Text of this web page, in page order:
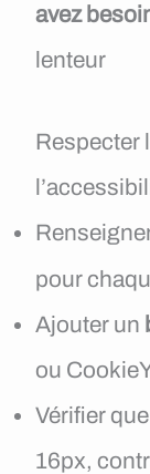
avez
lenteur
Respecter
pour
Ajouter un
ou
Vérifier
16px,